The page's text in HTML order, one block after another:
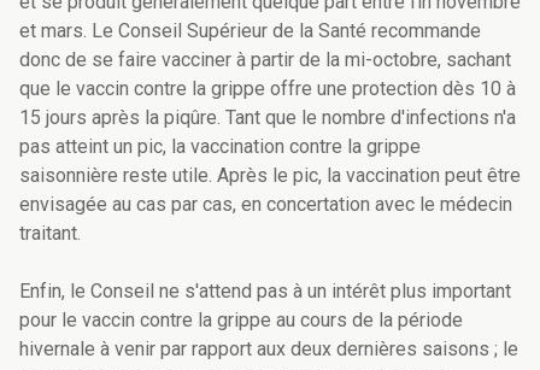
et mars. Le Conseil Supérieur de la Santé recommande
donc de se faire vacciner à partir de la mi-octobre, sachant
que le vaccin contre la grippe offre une protection dès 10 à
15 jours après la piqûre. Tant que le nombre d'infections n'a
pas atteint un pic, la vaccination contre la grippe
saisonnière reste utile. Après le pic, la vaccination peut être
envisagée au cas par cas, en concertation avec le médecin
traitant.
Enfin, le Conseil ne s'attend pas à un intérêt plus important
pour le vaccin contre la grippe au cours de la période
hivernale à venir par rapport aux deux dernières saisons ; le